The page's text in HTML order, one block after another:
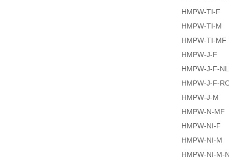
HMPW-TI-F
HMPW-TI-M
HMPW-TI-MF
HMPW-J-F
HMPW-J-F-NL
HMPW-J-F-
HMPW-J-M
HMPW-N-MF
HMPW-NI-F
HMPW-NI-M
HMPW-NI-M-